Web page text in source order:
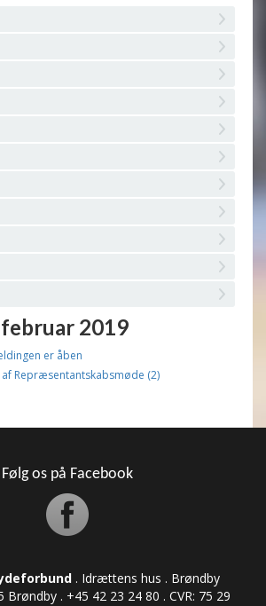
2019
er åben
af Repræsentantskabsmøde (2)
Følg os på Facebook
. Idrættens hus . Brøndby
Brøndby . +45 42 23 24 80 . CVR: ​​​​​​75 29